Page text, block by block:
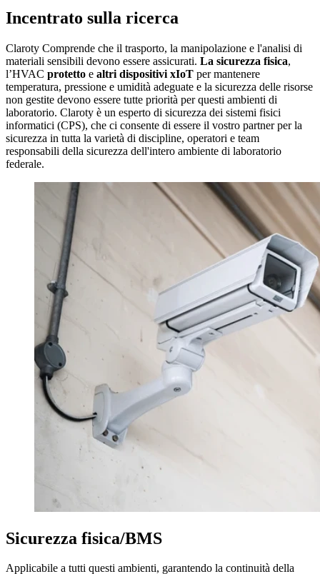
Incentrato sulla ricerca
Claroty Comprende che il trasporto, la manipolazione e l'analisi di
materiali sensibili devono essere assicurati. La sicurezza fisica,
l’HVAC protetto e altri dispositivi xIoT per mantenere
temperatura, pressione e umidità adeguate e la sicurezza delle risorse
non gestite devono essere tutte priorità per questi ambienti di
laboratorio. Claroty è un esperto di sicurezza dei sistemi fisici
informatici (CPS), che ci consente di essere il vostro partner per la
sicurezza in tutta la varietà di discipline, operatori e team
responsabili della sicurezza dell'intero ambiente di laboratorio
federale.
Sicurezza fisica/BMS
Applicabile a tutti questi ambienti, garantendo la continuità della